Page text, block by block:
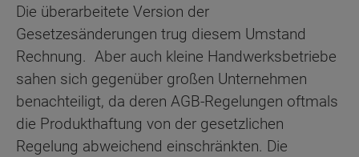
Die überarbeitete Version der
Gesetzesänderungen trug diesem Umstand
Rechnung. Aber auch kleine Handwerksbetriebe
sahen sich gegenüber großen Unternehmen
benachteiligt, da deren AGB-Regelungen oftmals
die Produkthaftung von der gesetzlichen
Regelung abweichend einschränkten. Die